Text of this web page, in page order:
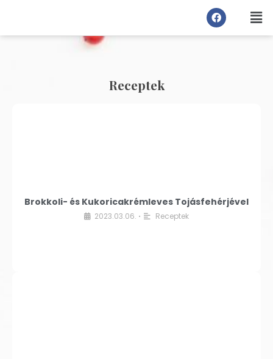
Receptek
Brokkoli- és Kukoricakrémleves Tojásfehérjével
2023.03.06. • Receptek